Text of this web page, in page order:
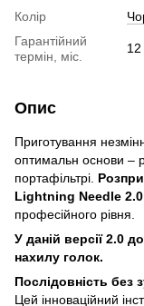
Колір
Гарантійний
термін, міс.
12
Опис
Приготування
оптимальн основи –
портафільтрі.
Lightning Needle 2.0
професійного рівня.
У даній версії 2.0
нахилу голок.
Послідовність без
Цей інноваційний